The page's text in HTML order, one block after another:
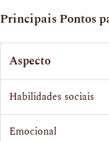
Principais Pontos
Aspecto
Habilidades sociais
Emocional